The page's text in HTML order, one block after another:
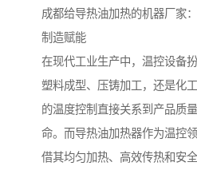
成都给导热油加热的机器厂家
制造赋能
在现代工业生产中，温控设备
塑料成型、压铸加工，还是化
的温度控制直接关系到产品质
命。而导热油加热器作为温控
借其均匀加热、高效传热和安